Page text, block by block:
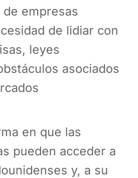
de empresas
de lidiar con
leyes
asociados
en que las
pueden acceder a
y, a su